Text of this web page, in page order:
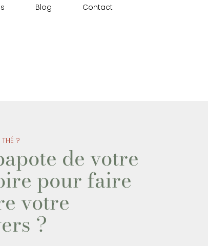
Blog Contact
?
de votre
pour faire
votre
?